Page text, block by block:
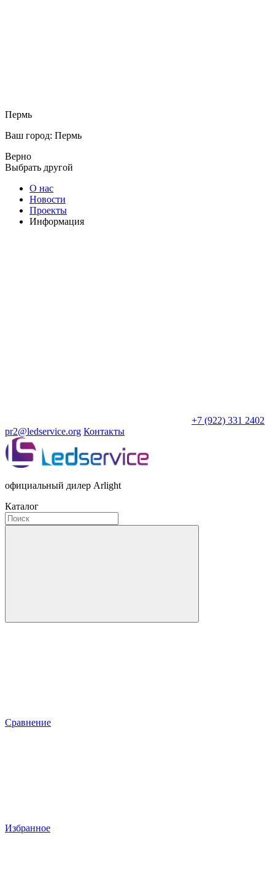
Пермь
Ваш город: Пермь
Верно
Выбрать другой
О нас
Новости
Проекты
Информация
+7 (922) 331 2402
pr2@ledservice.org Контакты
официальный дилер Arlight
Каталог
Сравнение
Избранное